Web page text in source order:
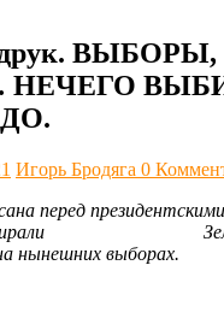
ВЫБОРЫ,
Игорь Бродяга 0
перед
выбирали
нынешних выборах.